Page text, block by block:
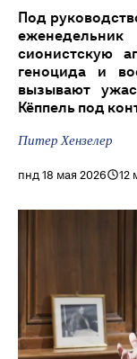
Под
сионистскую
геноцида и
вызывают
Кёппель под
Питер Хензелер
пнд 18 мая 2026 12